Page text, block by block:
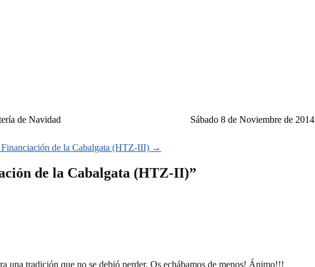
de Navidad Sábado 8 de Noviembre de 2014
de la Cabalgata (HTZ-III) →
de la Cabalgata (HTZ-II)”
una tradición que no se debió perder. Os echábamos de menos! Ánimo!!!